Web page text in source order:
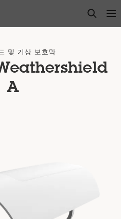
open
및 기상 보호막
A